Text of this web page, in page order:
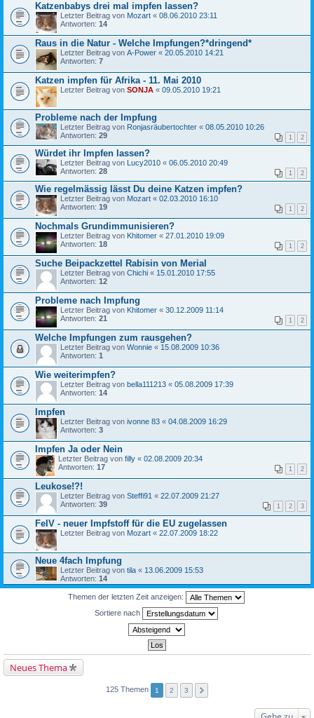
Katzenbabys drei mal impfen lassen?
Letzter Beitrag von Mozart « 08.06.2010 23:11
Antworten: 14
Raus in die Natur - Welche Impfungen?*dringend*
Letzter Beitrag von A-Power « 20.05.2010 14:21
Antworten: 7
Katzen impfen für Afrika - 11. Mai 2010
Letzter Beitrag von SONJA « 09.05.2010 19:21
Probleme nach der Impfung
Letzter Beitrag von Ronjasräubertochter « 08.05.2010 10:26
Antworten: 29 1 2
Würdet ihr Impfen lassen?
Letzter Beitrag von Lucy2010 « 06.05.2010 20:49
Antworten: 28 1 2
Wie regelmässig lässt Du deine Katzen impfen?
Letzter Beitrag von Mozart « 02.03.2010 16:10
Antworten: 19 1 2
Nochmals Grundimmunisieren?
Letzter Beitrag von Khitomer « 27.01.2010 19:09
Antworten: 18 1 2
Suche Beipackzettel Rabisin von Merial
Letzter Beitrag von Chichi « 15.01.2010 17:55
Antworten: 12
Probleme nach Impfung
Letzter Beitrag von Khitomer « 30.12.2009 11:14
Antworten: 21 1 2
Welche Impfungen zum rausgehen?
Letzter Beitrag von Wonnie « 15.08.2009 10:36
Antworten: 1
Wie weiterimpfen?
Letzter Beitrag von bella111213 « 05.08.2009 17:39
Antworten: 14
Impfen
Letzter Beitrag von ivonne 83 « 04.08.2009 16:29
Antworten: 3
Impfen Ja oder Nein
Letzter Beitrag von filly « 02.08.2009 20:34
Antworten: 17 1 2
Leukose!?!
Letzter Beitrag von Steffi91 « 22.07.2009 21:27
Antworten: 39 1 2 3
FelV - neuer Impfstoff für die EU zugelassen
Letzter Beitrag von Mozart « 22.07.2009 18:22
Neue 4fach Impfung
Letzter Beitrag von tila « 13.06.2009 15:53
Antworten: 14
Themen der letzten Zeit anzeigen:
Sortiere nach
Neues Thema
125 Themen 1 2 3